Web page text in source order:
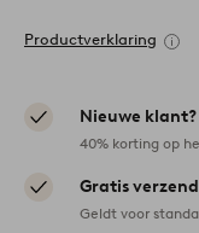
Productverklaring
Nieuwe klant?
40% korting op
Gratis
Geldt voor